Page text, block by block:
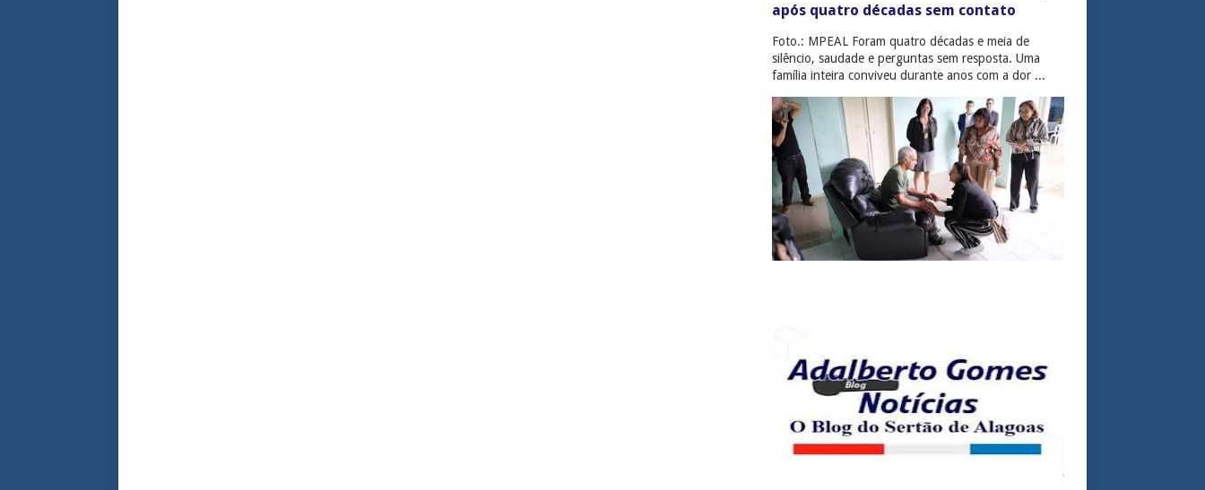
após quatro décadas sem contato
Foto.: MPEAL Foram quatro décadas e meia de
silêncio, saudade e perguntas sem resposta. Uma
família inteira conviveu durante anos com a dor ...